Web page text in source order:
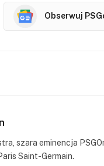
Obserwuj
szara eminencja
Saint-Germain.